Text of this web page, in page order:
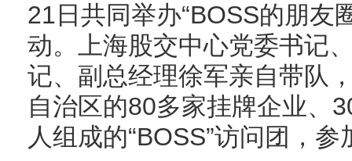
21日共同举办“BOSS的朋
动。上海股交中心党委书记
记、副总经理徐军亲自带队
自治区的80多家挂牌企业、
人组成的“BOSS”访问团，